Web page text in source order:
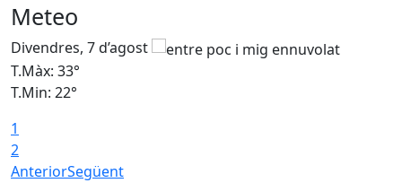
Meteo
Divendres, 7 d’agost
T.Màx: 33°
T.Min: 22°
1
2
AnteriorSegüent